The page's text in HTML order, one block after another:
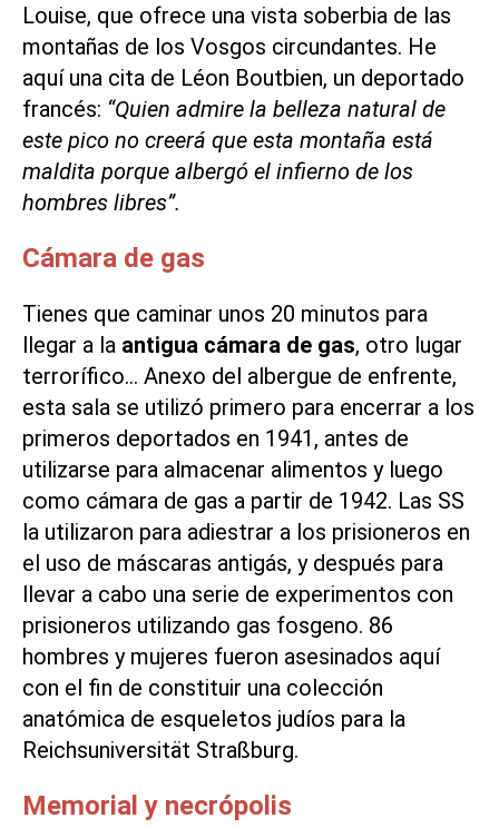
Louise, que ofrece una vista soberbia de las
montañas de los Vosgos circundantes. He
aquí una cita de Léon Boutbien, un deportado
francés: “Quien admire la belleza natural de
este pico no creerá que esta montaña está
maldita porque albergó el infierno de los
hombres libres”.
Cámara de gas
Tienes que caminar unos 20 minutos para
llegar a la antigua cámara de gas, otro lugar
terrorífico… Anexo del albergue de enfrente,
esta sala se utilizó primero para encerrar a los
primeros deportados en 1941, antes de
utilizarse para almacenar alimentos y luego
como cámara de gas a partir de 1942. Las SS
la utilizaron para adiestrar a los prisioneros en
el uso de máscaras antigás, y después para
llevar a cabo una serie de experimentos con
prisioneros utilizando gas fosgeno. 86
hombres y mujeres fueron asesinados aquí
con el fin de constituir una colección
anatómica de esqueletos judíos para la
Reichsuniversität Straßburg.
Memorial y necrópolis